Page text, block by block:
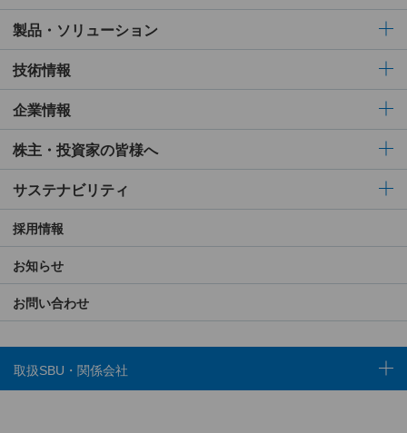
製品・ソリューション
技術情報
企業情報
株主・投資家の皆様へ
サステナビリティ
採用情報
お知らせ
お問い合わせ
取扱SBU・関係会社